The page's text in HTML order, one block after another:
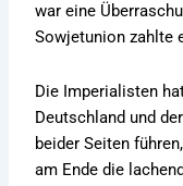
war eine
Sowjetunion zahlte
Die Imperialisten
Deutschland und
beider Seiten
am Ende die